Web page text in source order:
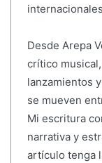
Desde Arepa
crítico
lanzamientos
se mueven
Mi escritura
narrativa y
artículo tenga